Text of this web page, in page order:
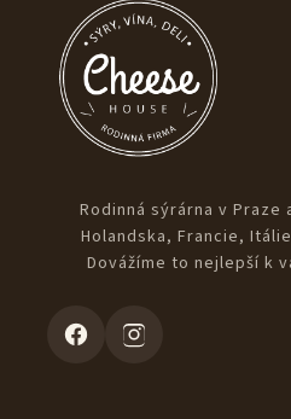
Rodinná sýrárna v Praze
Holandska, Francie,
Dovážíme to nejlepší k